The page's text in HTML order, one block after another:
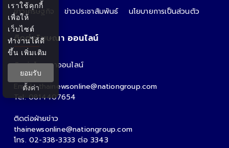
ข่าวเศรษฐกิจ
ข่าวประชาสัมพันธ์ นโยบายการเป็นส่วนตัว
ติดต่อโฆษณา ออนไลน์
ติดต่อโฆษณาออนไลน์
คุณอ้อ
Email : thainewsonline@nationgroup.com
Tel: 0814407654
ติดต่อฝ่ายข่าว
thainewsonline@nationgroup.com
โทร. 02-338-3333 ต่อ 3343
เราใช้คุกกี้
เพื่อให้
เว็บไซต์
ทำงานได้ดี
ขึ้น เพิ่มเติม
ยอมรับ
ตั้งค่า